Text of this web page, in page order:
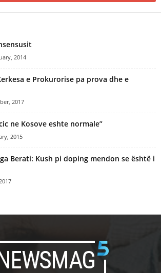
2014
e Prokurorise pa prova dhe e
2017
ne Kosove eshte normale”
2015
Berati: Kush pi doping mendon se është i